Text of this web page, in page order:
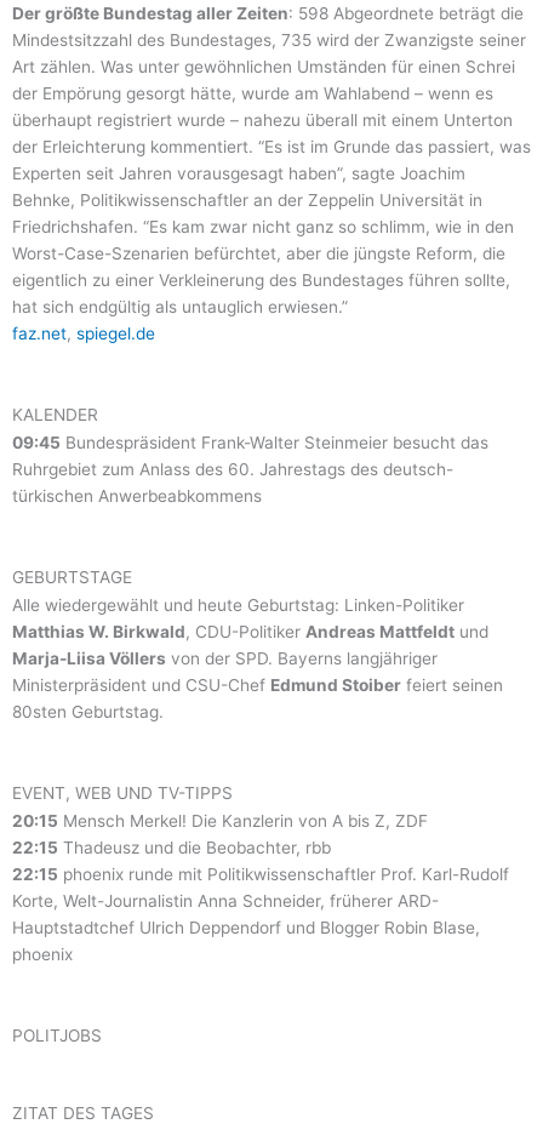
Der größte Bundestag aller Zeiten: 598 Abgeordnete beträgt die
Mindestsitzzahl des Bundestages, 735 wird der Zwanzigste seiner
Art zählen. Was unter gewöhnlichen Umständen für einen Schrei
der Empörung gesorgt hätte, wurde am Wahlabend – wenn es
überhaupt registriert wurde – nahezu überall mit einem Unterton
der Erleichterung kommentiert. “Es ist im Grunde das passiert, was
Experten seit Jahren vorausgesagt haben”, sagte Joachim
Behnke, Politikwissenschaftler an der Zeppelin Universität in
Friedrichshafen. “Es kam zwar nicht ganz so schlimm, wie in den
Worst-Case-Szenarien befürchtet, aber die jüngste Reform, die
eigentlich zu einer Verkleinerung des Bundestages führen sollte,
hat sich endgültig als untauglich erwiesen.”
faz.net, spiegel.de
KALENDER
09:45 Bundespräsident Frank-Walter Steinmeier besucht das
Ruhrgebiet zum Anlass des 60. Jahrestags des deutsch-
türkischen Anwerbeabkommens
GEBURTSTAGE
Alle wiedergewählt und heute Geburtstag: Linken-Politiker
Matthias W. Birkwald, CDU-Politiker Andreas Mattfeldt und
Marja-Liisa Völlers von der SPD. Bayerns langjähriger
Ministerpräsident und CSU-Chef Edmund Stoiber feiert seinen
80sten Geburtstag.
EVENT, WEB UND TV-TIPPS
20:15 Mensch Merkel! Die Kanzlerin von A bis Z, ZDF
22:15 Thadeusz und die Beobachter, rbb
22:15 phoenix runde mit Politikwissenschaftler Prof. Karl-Rudolf
Korte, Welt-Journalistin Anna Schneider, früherer ARD-
Hauptstadtchef Ulrich Deppendorf und Blogger Robin Blase,
phoenix
POLITJOBS
ZITAT DES TAGES